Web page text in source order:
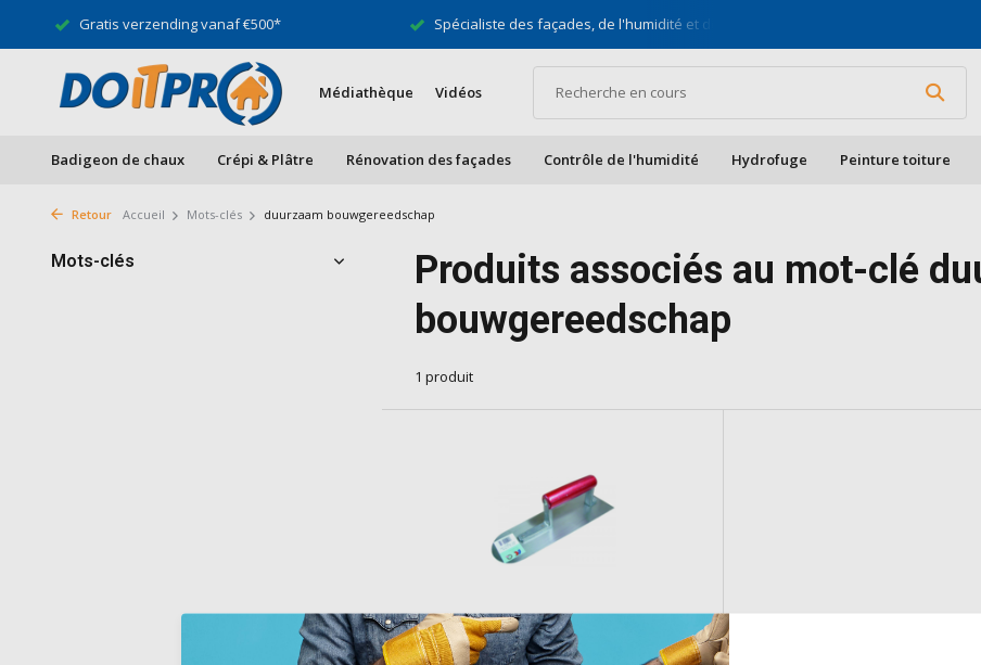
Gratis verzending vanaf €500* Spécialiste des façades, de l'humidité et des toits Pour
Médiathèque Vidéos
Badigeon de chaux Crépi & Plâtre Rénovation des façades Contrôle de l'humidité Hydrofuge Peinture toiture
Retour Accueil Mots-clés duurzaam bouwgereedschap
Mots-clés
Produits associés au mot-clé
bouwgereedschap
1 produit
Fer adhésif KM belge